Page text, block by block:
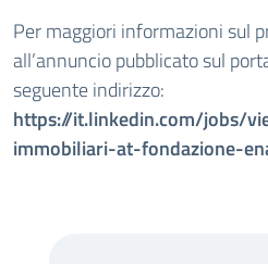
Per maggiori informazioni sul
all’annuncio pubblicato sul
seguente indirizzo:
https://it.linkedin.com/jobs/
immobiliari-at-fondazione-